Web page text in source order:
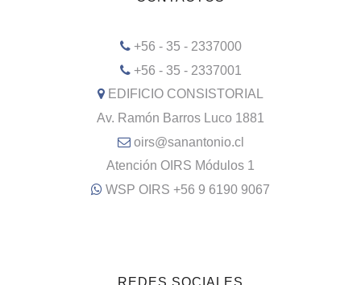
+56 - 35 - 2337000
+56 - 35 - 2337001
EDIFICIO CONSISTORIAL
Av. Ramón Barros Luco 1881
oirs@sanantonio.cl
Atención OIRS Módulos 1
WSP OIRS +56 9 6190 9067
REDES SOCIALES